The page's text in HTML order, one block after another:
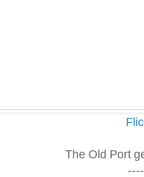
The Old Port